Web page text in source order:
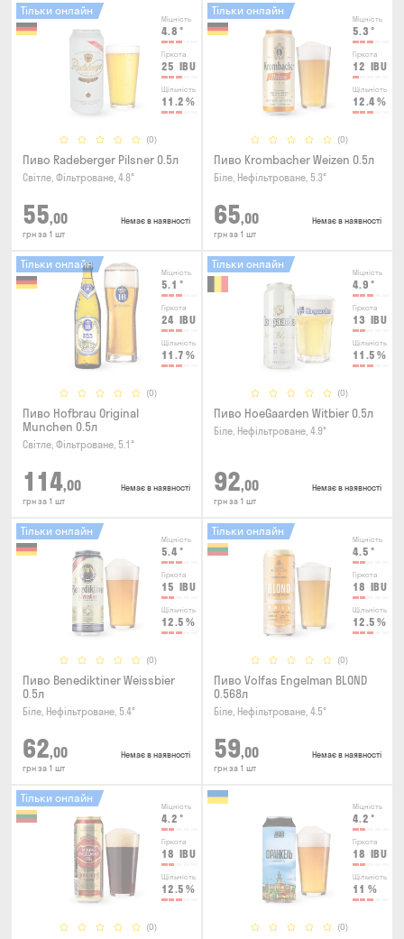
Міцність
4.8 °
Гіркота
25 IBU
Щільність
11.2 %
(0)
Тільки онлайн
Пиво Radeberger Pilsner 0.5л
Світле, Фільтроване, 4.8°
55,00
грн за 1 шт
Немає в наявності
Міцність
5.3 °
Гіркота
12 IBU
Щільність
12.4 %
(0)
Тільки онлайн
Пиво Krombacher Weizen 0.5л
Біле, Нефільтроване, 5.3°
65,00
грн за 1 шт
Немає в наявності
Міцність
5.1 °
Гіркота
24 IBU
Щільність
11.7 %
(0)
Тільки онлайн
Пиво Hofbrau Original
Munchen 0.5л
Світле, Фільтроване, 5.1°
114,00
грн за 1 шт
Немає в наявності
Міцність
4.9 °
Гіркота
13 IBU
Щільність
11.5 %
(0)
Тільки онлайн
Пиво HoeGaarden Witbier 0.5л
Біле, Нефільтроване, 4.9°
92,00
грн за 1 шт
Немає в наявності
Міцність
5.4 °
Гіркота
15 IBU
Щільність
12.5 %
(0)
Тільки онлайн
Пиво Benediktiner Weissbier
0.5л
Біле, Нефільтроване, 5.4°
62,00
грн за 1 шт
Немає в наявності
Міцність
4.5 °
Гіркота
18 IBU
Щільність
12.5 %
(0)
Тільки онлайн
Пиво Volfas Engelman BLOND
0.568л
Біле, Нефільтроване, 4.5°
59,00
грн за 1 шт
Немає в наявності
Міцність
4.2 °
Гіркота
18 IBU
Щільність
12.5 %
(0)
Тільки онлайн
Міцність
4.2 °
Гіркота
18 IBU
Щільність
11 %
(0)